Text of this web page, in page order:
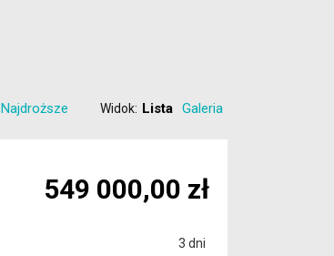
Najdroższe Widok: Lista Galeria
3 dni
549 000,00 zł